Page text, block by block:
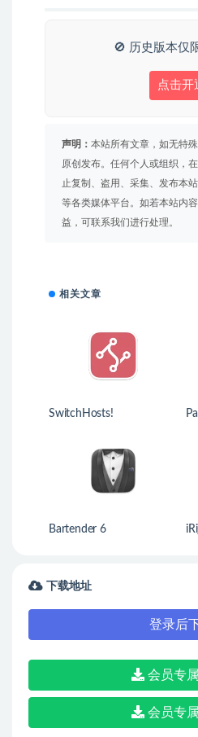
🚫 历史版本仅
点击开
声明： 本站所有文章，如无特
原创发布。任何个人或组织，
止复制、盗用、采集、发布本
等各类媒体平台。如若本站内
益，可联系我们进行处理。
相关文章
SwitchHosts!
Bartender 6
下载地址
登录后
会员专
会员专